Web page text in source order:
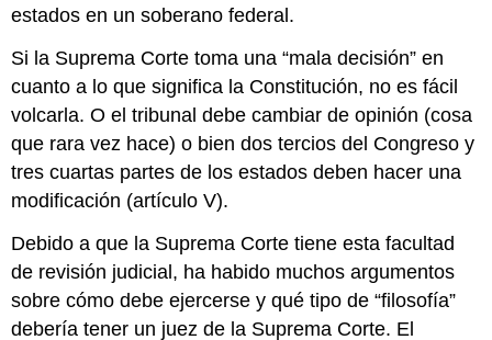
estados en un soberano federal.
Si la Suprema Corte toma una “mala decisión” en
cuanto a lo que significa la Constitución, no es fácil
volcarla. O el tribunal debe cambiar de opinión (cosa
que rara vez hace) o bien dos tercios del Congreso y
tres cuartas partes de los estados deben hacer una
modificación (artículo V).
Debido a que la Suprema Corte tiene esta facultad
de revisión judicial, ha habido muchos argumentos
sobre cómo debe ejercerse y qué tipo de “filosofía”
debería tener un juez de la Suprema Corte. El